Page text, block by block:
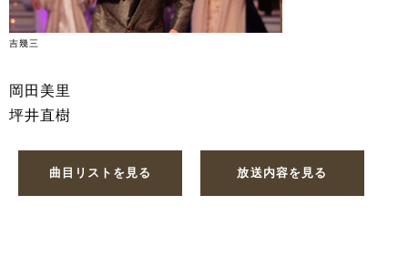
吉幾三
岡田美里
坪井直樹
曲目リストを見る 放送内容を見る